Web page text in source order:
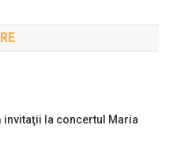
invitaţii la concertul Maria